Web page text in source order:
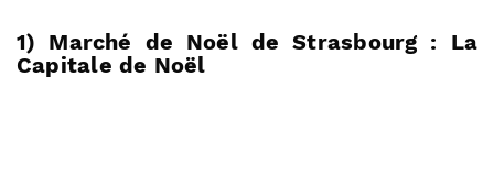
1) Marché de Noël de Strasbourg : La
Capitale de Noël